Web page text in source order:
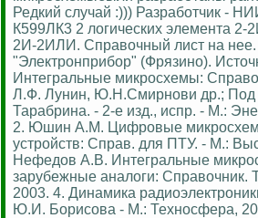
Редкий случай :))) Разработчик -
К599ЛК3 2 логических элемента
2И-2ИЛИ. Справочный лист на нее.
"Электронприбор" (Фрязино).
Интегральные микросхемы:
Л.Ф. Лунин, Ю.Н.Смирнови др.; Под
Тарабрина. - 2-е изд., испр. - М.:
2. Юшин А.М. Цифровые
устройств: Справ. для ПТУ. - М.:
Нефедов А.В. Интегральные
зарубежные аналоги: Справочник.
2003. 4. Динамика
Ю.И. Борисова - М.: Техносфера,